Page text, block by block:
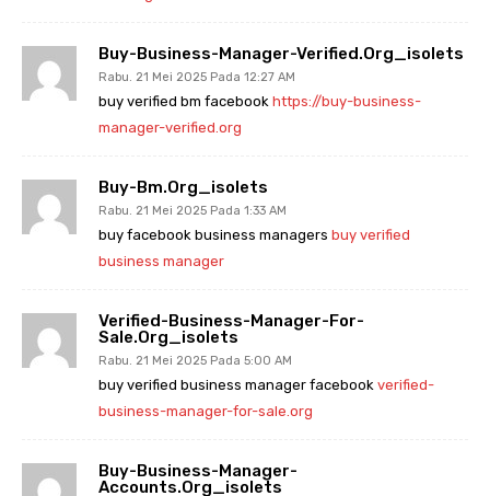
Buy-Business-Manager-Verified.org_isolets
Rabu. 21 Mei 2025 Pada 12:27 AM
buy verified bm facebook https://buy-business-
manager-verified.org
Buy-Bm.org_isolets
Rabu. 21 Mei 2025 Pada 1:33 AM
buy facebook business managers buy verified
business manager
Verified-Business-Manager-For-
Sale.org_isolets
Rabu. 21 Mei 2025 Pada 5:00 AM
buy verified business manager facebook verified-
business-manager-for-sale.org
Buy-Business-Manager-
Accounts.org_isolets